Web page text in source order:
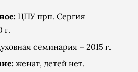
ЦПУ прп. Сергия
г.
семинария – 2015 г.
женат, детей нет.